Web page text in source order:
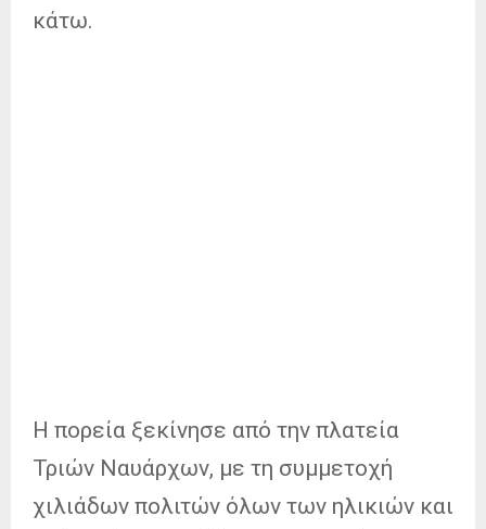
κάτω.
Η πορεία ξεκίνησε από την πλατεία
Τριών Ναυάρχων, με τη συμμετοχή
χιλιάδων πολιτών όλων των ηλικιών και